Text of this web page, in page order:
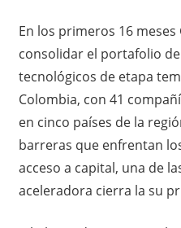
En los primeros 16
consolidar el portafolio
tecnológicos de etapa
Colombia, con 41
en cinco países de la
barreras que enfrentan
acceso a capital, una de
aceleradora cierra la su